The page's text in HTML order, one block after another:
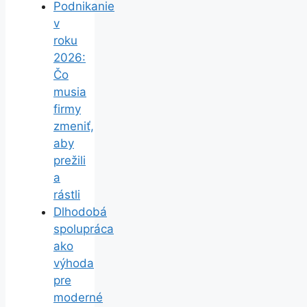
Podnikanie
v
roku
2026:
Čo
musia
firmy
zmeniť,
aby
prežili
a
rástli
Dlhodobá
spolupráca
ako
výhoda
pre
moderné